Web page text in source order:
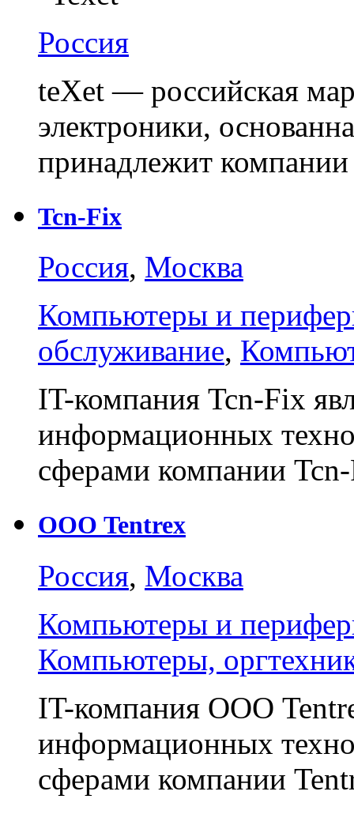
Россия
teXet — российская
электроники,
принадлежит
Tcn-Fix
Россия, Москва
Компьютеры и
обслуживание,
IT-компания Tcn-Fix
информационных
сферами компании
ООО Tentrex
Россия, Москва
Компьютеры и
Компьютеры,
IT-компания ООО
информационных
сферами компании